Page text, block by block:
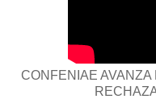
CONFENIAE